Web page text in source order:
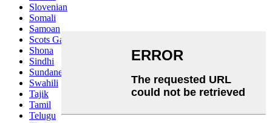
Slovenian
Somali
Samoan
Scots Gaelic
Shona
Sindhi
Sundanese
Swahili
Tajik
Tamil
Telugu